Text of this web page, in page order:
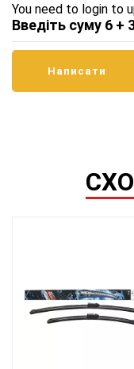
You need to login to
Введіть суму 6 +